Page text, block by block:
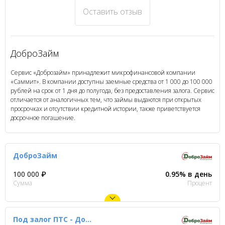
Оставить отзыв
ДоброЗайм
Сервис «Доброзайм» принадлежит микрофинансовой компании
«Саммит». В компании доступны заемные средства от 1 000 до 100 000
рублей на срок от 1 дня до полугода, без предоставления залога. Сервис
отличается от аналогичных тем, что займы выдаются при открытых
просрочках и отсутствии кредитной истории, также приветствуется
досрочное погашение.
ДоброЗайм
100 000 ₽
Сумма
0.95% в день
Процент
Под залог ПТС - ДоброЗайм